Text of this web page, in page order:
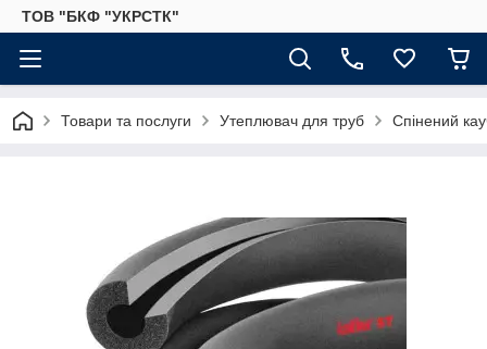
ТОВ "БКФ "УКРСТК"
Товари та послуги Утеплювач для труб Спінений